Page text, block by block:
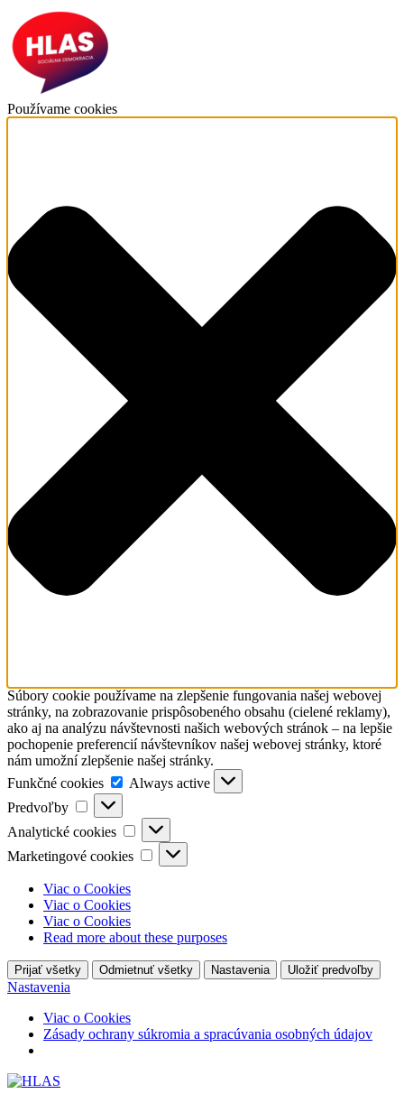
Používame cookies
Súbory cookie používame na zlepšenie fungovania našej webovej
stránky, na zobrazovanie prispôsobeného obsahu (cielené reklamy),
ako aj na analýzu návštevnosti našich webových stránok – na lepšie
pochopenie preferencií návštevníkov našej webovej stránky, ktoré
nám umožní zlepšenie našej stránky.
Funkčné cookies
Funkčné
cookies
Always active
Predvoľby
Predvoľby
Analytické cookies
Analytické
cookies
Marketingové cookies
Marketingové
cookies
Viac o Cookies
Viac o Cookies
Viac o Cookies
Read more about these purposes
Prijať všetky Odmietnuť všetky Nastavenia Uložiť predvoľby
Nastavenia
Viac o Cookies
Zásady ochrany súkromia a spracúvania osobných údajov